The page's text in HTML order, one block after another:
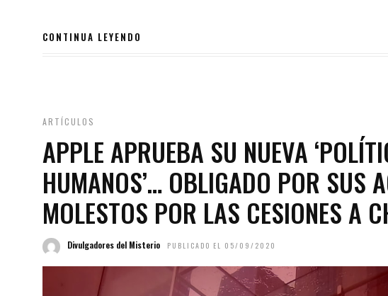
CONTINUA LEYENDO
ARTÍCULOS
APPLE APRUEBA SU NUEVA
HUMANOS’… OBLIGADO POR SUS
MOLESTOS POR LAS CESIONES A
Divulgadores del Misterio PUBLICADO EL 05/09/2020